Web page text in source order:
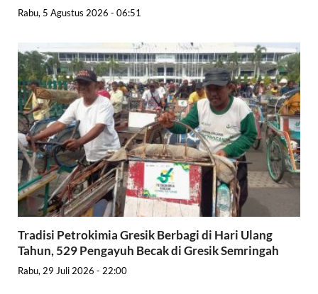
Rabu, 5 Agustus 2026 - 06:51
Tradisi Petrokimia Gresik Berbagi di Hari Ulang
Tahun, 529 Pengayuh Becak di Gresik Semringah
Rabu, 29 Juli 2026 - 22:00